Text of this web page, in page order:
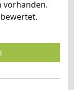
vorhanden.